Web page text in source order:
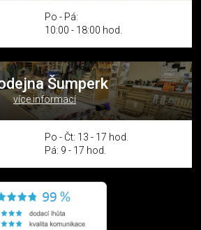
Po - Pá:
10:00 - 18:00 hod.
Šumperk
více informací
Po - Čt: 13 - 17 hod.
Pá: 9 - 17 hod.